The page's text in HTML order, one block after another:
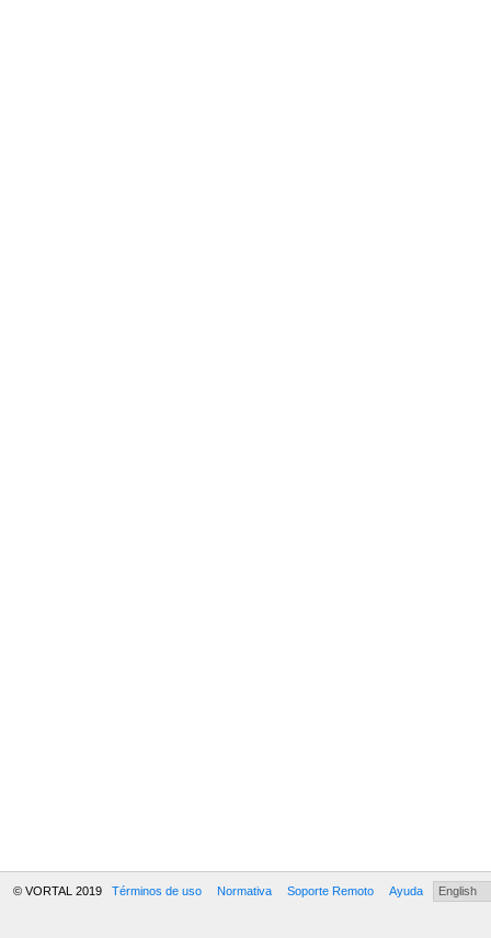
© VORTAL 2019 Términos de uso Normativa Soporte Remoto Ayuda